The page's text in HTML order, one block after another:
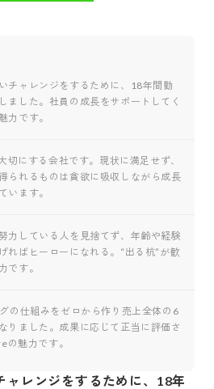
チャレンジをするために、18年間勤
ました。社員の成長をサポートしてく
力です。
にする会社です。現状に満足せず、
られるものは貪欲に吸収しながら成長
います。
力している人を見捨てず、年齢や経験
ればヒーローになれる。“出る杭”が歓
です。
の仕組みをゼロから作り売上全体の6
りました。成果に応じて正当に評価さ
の魅力です。
ャレンジをするために、18年